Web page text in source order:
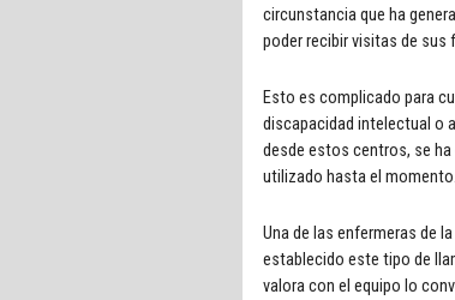
circunstancia que ha
poder recibir visitas de sus
Esto es complicado para
discapacidad intelectual o
desde estos centros, se
utilizado hasta el momento.
Una de las enfermeras de
establecido este tipo de
valora con el equipo lo